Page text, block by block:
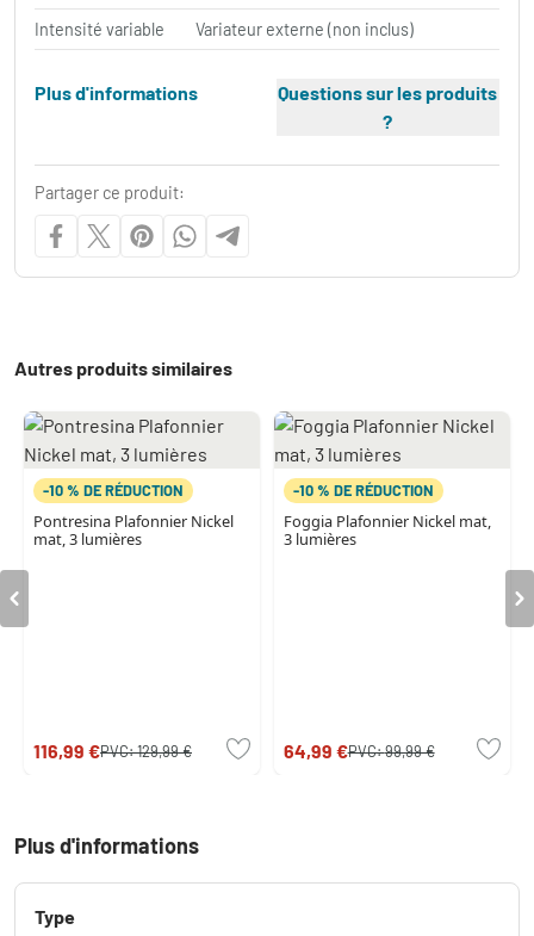
Intensité variable
Variateur externe (non inclus)
Plus d'informations
Questions sur les produits
?
Partager ce produit:
Autres produits similaires
-10 % DE RÉDUCTION
Pontresina Plafonnier Nickel
mat, 3 lumières
116,99 €PVC:129,99 €
-10 % DE RÉDUCTION
Foggia Plafonnier Nickel mat,
3 lumières
64,99 €PVC:99,99 €
Plus d'informations
Type